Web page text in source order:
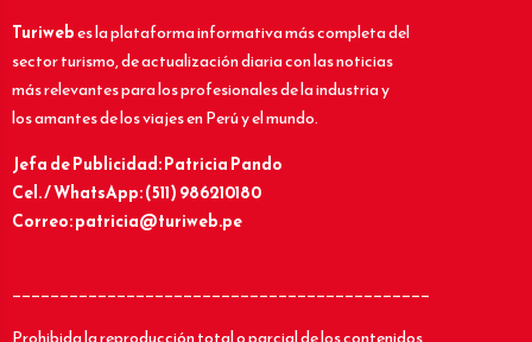
Turiwebes la plataforma informativa más completa del
sector turismo, de actualización diaria con las noticias
más relevantes para los profesionales de la industria y
los amantes de los viajes en Perú y el mundo.
Jefa de Publicidad: Patricia Pando
Cel. / WhatsApp: (511) 986210180
Correo: patricia@turiweb.pe
____________________________________________